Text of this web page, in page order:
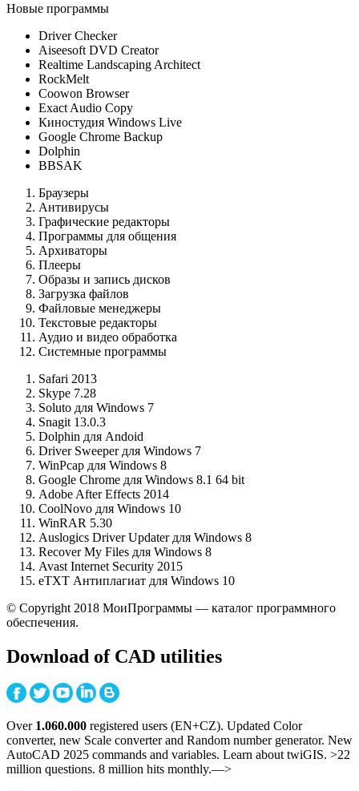
Новые программы
Driver Checker
Aiseesoft DVD Creator
Realtime Landscaping Architect
RockMelt
Coowon Browser
Exact Audio Copy
Киностудия Windows Live
Google Chrome Backup
Dolphin
BBSAK
Браузеры
Антивирусы
Графические редакторы
Программы для общения
Архиваторы
Плееры
Образы и запись дисков
Загрузка файлов
Файловые менеджеры
Текстовые редакторы
Аудио и видео обработка
Системные программы
Safari 2013
Skype 7.28
Soluto для Windows 7
Snagit 13.0.3
Dolphin для Andoid
Driver Sweeper для Windows 7
WinPcap для Windows 8
Google Chrome для Windows 8.1 64 bit
Adobe After Effects 2014
CoolNovo для Windows 10
WinRAR 5.30
Auslogics Driver Updater для Windows 8
Recover My Files для Windows 8
Avast Internet Security 2015
eTXT Антиплагиат для Windows 10
© Copyright 2018 МоиПрограммы — каталог программного
обеспечения.
Download of CAD utilities
Over 1.060.000 registered users (EN+CZ). Updated Color
converter, new Scale converter and Random number generator. New
AutoCAD 2025 commands and variables. Learn about twiGIS. >22
million questions. 8 million hits monthly.—>